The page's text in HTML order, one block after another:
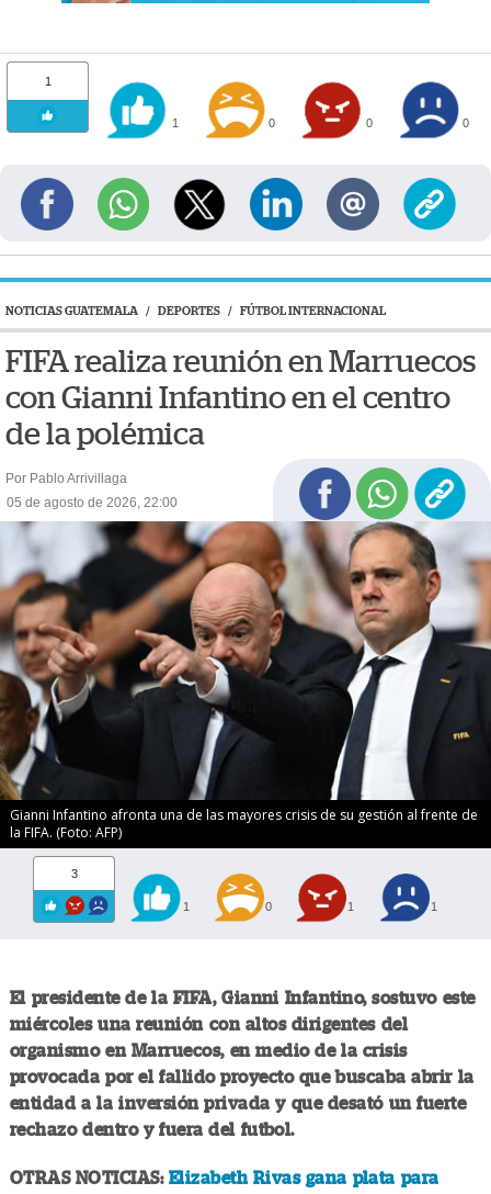
1
1 0 0 0
NOTICIAS GUATEMALA / DEPORTES / FÚTBOL INTERNACIONAL
FIFA realiza reunión en Marruecos
con Gianni Infantino en el centro
de la polémica
Por Pablo Arrivillaga
05 de agosto de 2026, 22:00
Gianni Infantino afronta una de las mayores crisis de su gestión al frente de
la FIFA. (Foto: AFP)
3
1 0 1 1
El presidente de la FIFA, Gianni Infantino, sostuvo este
miércoles una reunión con altos dirigentes del
organismo en Marruecos, en medio de la crisis
provocada por el fallido proyecto que buscaba abrir la
entidad a la inversión privada y que desató un fuerte
rechazo dentro y fuera del futbol.
OTRAS NOTICIAS: Elizabeth Rivas gana plata para